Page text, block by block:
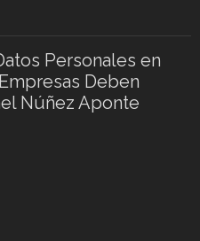
Personales en
Deben
Núñez Aponte